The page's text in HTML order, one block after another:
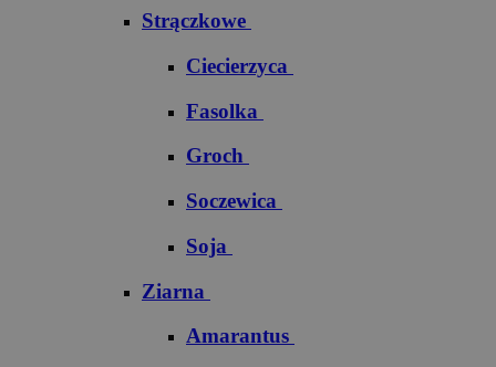
Strączkowe
Ciecierzyca
Fasolka
Groch
Soczewica
Soja
Ziarna
Amarantus